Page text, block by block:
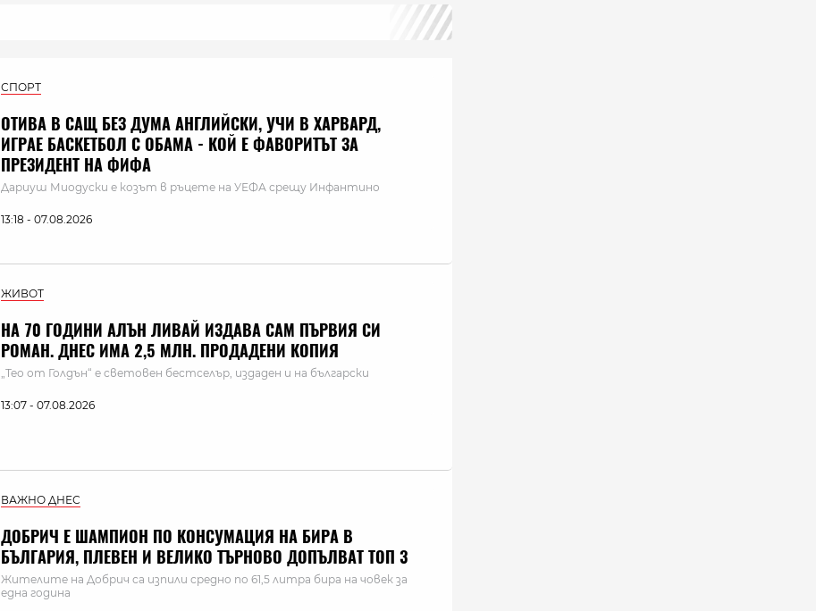
СПОРТ
ОТИВА В САЩ БЕЗ ДУМА АНГЛИЙСКИ, УЧИ В ХАРВАРД,
ИГРАЕ БАСКЕТБОЛ С ОБАМА - КОЙ Е ФАВОРИТЪТ ЗА
ПРЕЗИДЕНТ НА ФИФА
Дариуш Миодуски е козът в ръцете на УЕФА срещу Инфантино
13:18 - 07.08.2026
ЖИВОТ
НА 70 ГОДИНИ АЛЪН ЛИВАЙ ИЗДАВА САМ ПЪРВИЯ СИ
РОМАН. ДНЕС ИМА 2,5 МЛН. ПРОДАДЕНИ КОПИЯ
„Тео от Голдън“ е световен бестселър, издаден и на български
13:07 - 07.08.2026
ВАЖНО ДНЕС
ДОБРИЧ Е ШАМПИОН ПО КОНСУМАЦИЯ НА БИРА В
БЪЛГАРИЯ, ПЛЕВЕН И ВЕЛИКО ТЪРНОВО ДОПЪЛВАТ ТОП 3
Жителите на Добрич са изпили средно по 61,5 литра бира на човек за
една година